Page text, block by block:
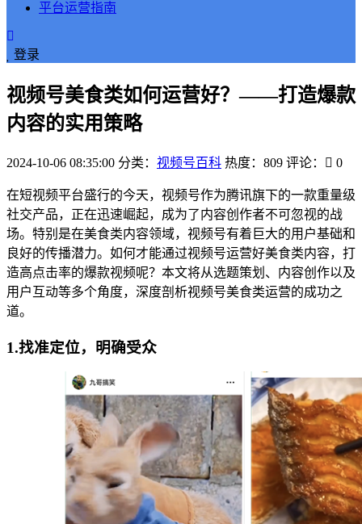
平台运营指南
登录
视频号美食类如何运营好？——打造爆款
内容的实用策略
2024-10-06 08:35:00 分类： 视频号百科 热度：809 评论： 0
在短视频平台盛行的今天，视频号作为腾讯旗下的一款重量级
社交产品，正在迅速崛起，成为了内容创作者不可忽视的战
场。特别是在美食类内容领域，视频号有着巨大的用户基础和
良好的传播潜力。如何才能通过视频号运营好美食类内容，打
造高点击率的爆款视频呢？本文将从选题策划、内容创作以及
用户互动等多个角度，深度剖析视频号美食类运营的成功之
道。
1.找准定位，明确受众